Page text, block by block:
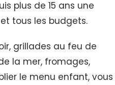
plus de 15 ans une
tous les budgets.
grillades au feu de
la mer, fromages,
le menu enfant, vous